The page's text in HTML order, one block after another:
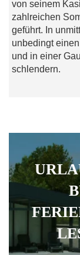
von seinem
zahlreichen
geführt. In
unbedingt
und in einer
schlendern.